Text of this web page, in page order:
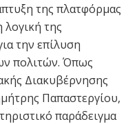
της πλατφόρμας
λογική της
την επίλυση
πολιτών. Όπως
Διακυβέρνησης
Παπαστεργίου,
παράδειγμα